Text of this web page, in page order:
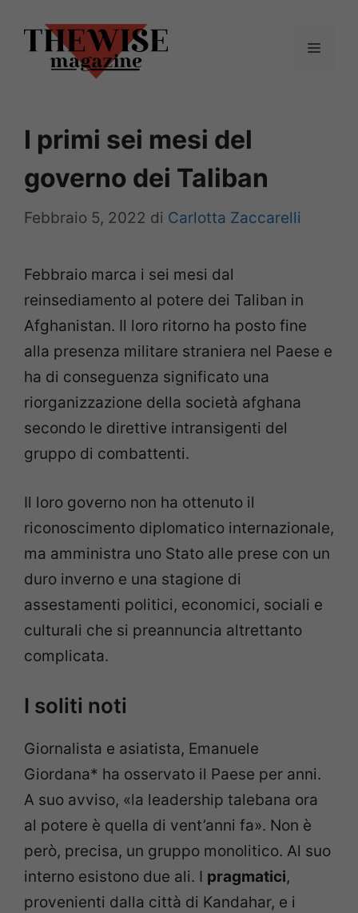
contenuto
Menu
I primi sei mesi del
governo dei Taliban
Febbraio 5, 2022 di Carlotta Zaccarelli
Febbraio marca i sei mesi dal
reinsediamento al potere dei Taliban in
Afghanistan. Il loro ritorno ha posto fine
alla presenza militare straniera nel Paese e
ha di conseguenza significato una
riorganizzazione della società afghana
secondo le direttive intransigenti del
gruppo di combattenti.
Il loro governo non ha ottenuto il
riconoscimento diplomatico internazionale,
ma amministra uno Stato alle prese con un
duro inverno e una stagione di
assestamenti politici, economici, sociali e
culturali che si preannuncia altrettanto
complicata.
I soliti noti
Giornalista e asiatista, Emanuele
Giordana* ha osservato il Paese per anni.
A suo avviso, «la leadership talebana ora
al potere è quella di vent’anni fa». Non è
però, precisa, un gruppo monolitico. Al suo
interno esistono due ali. I pragmatici,
provenienti dalla città di Kandahar, e i